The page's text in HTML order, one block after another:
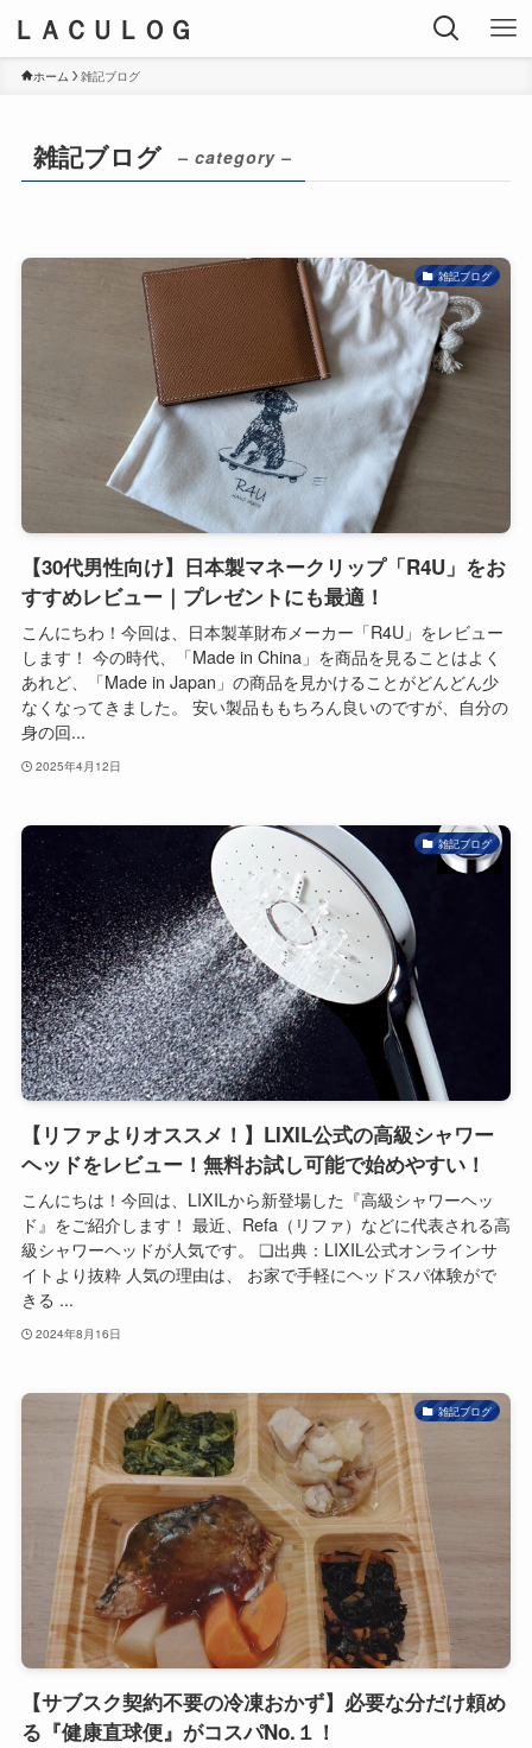
ＬＡＣＵＬＯＧ
ホーム 雑記ブログ
雑記ブログ – category –
雑記ブログ
【30代男性向け】日本製マネークリップ「R4U」をお
すすめレビュー｜プレゼントにも最適！
こんにちわ！今回は、日本製革財布メーカー「R4U」をレビュー
します！ 今の時代、「Made in China」を商品を見ることはよく
あれど、「Made in Japan」の商品を見かけることがどんどん少
なくなってきました。 安い製品ももちろん良いのですが、自分の
身の回...
2025年4月12日
雑記ブログ
【リファよりオススメ！】LIXIL公式の高級シャワー
ヘッドをレビュー！無料お試し可能で始めやすい！
こんにちは！今回は、LIXILから新登場した『高級シャワーヘッ
ド』をご紹介します！ 最近、Refa（リファ）などに代表される高
級シャワーヘッドが人気です。 ❏出典：LIXIL公式オンラインサ
イトより抜粋 人気の理由は、 お家で手軽にヘッドスパ体験がで
きる ...
2024年8月16日
雑記ブログ
【サブスク契約不要の冷凍おかず】必要な分だけ頼め
る『健康直球便』がコスパNo.１！